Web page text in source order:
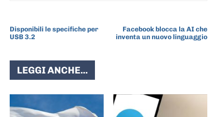
Disponibili le specifiche per
USB 3.2
Facebook blocca la AI che
inventa un nuovo linguaggio
LEGGI ANCHE...